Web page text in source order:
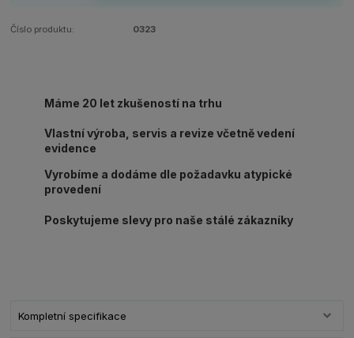
Číslo produktu: 0323
Máme 20 let zkušeností na trhu
Vlastní výroba, servis a revize včetně vedení
evidence
Vyrobíme a dodáme dle požadavku atypické
provedení
Poskytujeme slevy pro naše stálé zákazníky
Kompletní specifikace